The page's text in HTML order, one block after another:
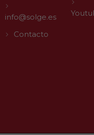
info@solge.es
Contacto